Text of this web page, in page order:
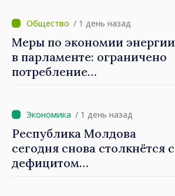
премьер-министр Василе
Тофан
/ 1 день назад
Меры по экономии энергии
в парламенте: ограничено
потребление
/ 1 день назад
Республика Молдова
сегодня снова столкнётся с
дефицитом